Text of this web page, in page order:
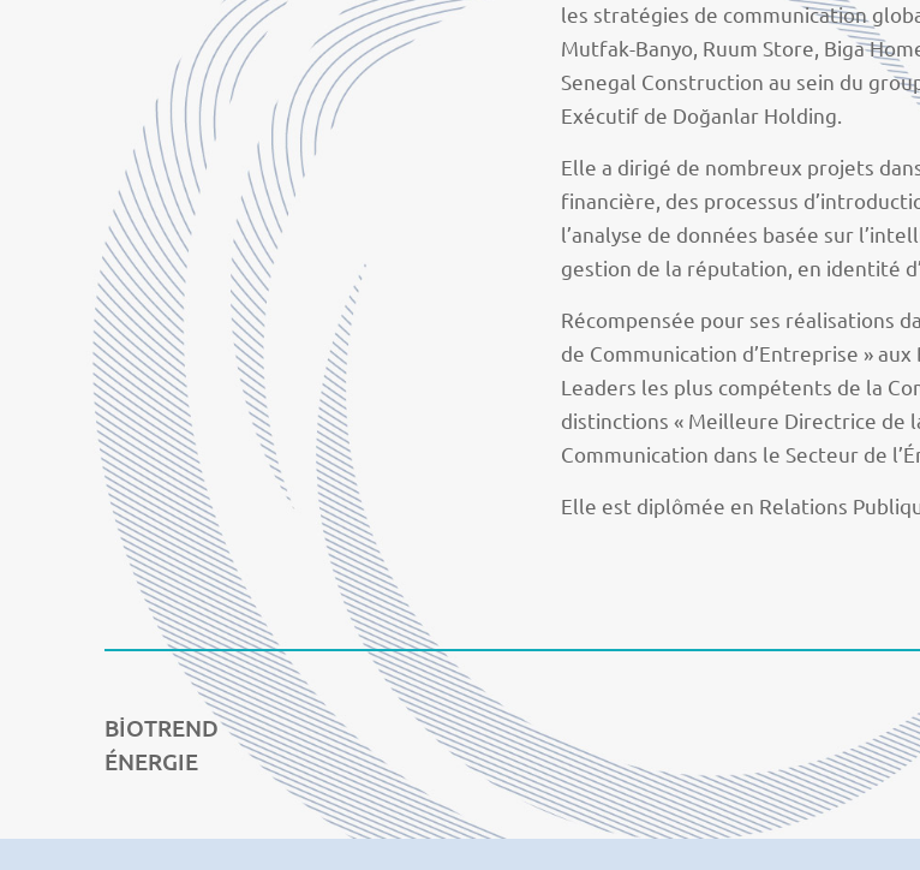
les stratégies de communication
Mutfak-Banyo, Ruum Store, Biga
Senegal Construction au sein du
Exécutif de Doğanlar Holding.
Elle a dirigé de nombreux projets
financière, des processus
l’analyse de données basée sur
gestion de la réputation, en identité
Récompensée pour ses réalisations
de Communication d’Entreprise »
Leaders les plus compétents de la
distinctions « Meilleure Directrice de
Communication dans le Secteur de
Elle est diplômée en Relations
BİOTREND
ÉNERGIE